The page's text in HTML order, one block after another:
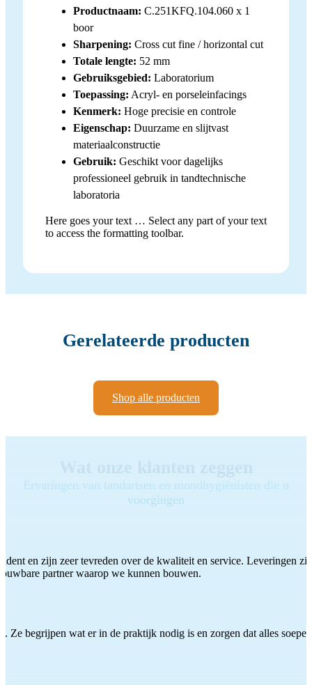
Productnaam: C.251KFQ.104.060 x 1
boor
Sharpening: Cross cut fine / horizontal cut
Totale lengte: 52 mm
Gebruiksgebied: Laboratorium
Toepassing: Acryl- en porseleinfacings
Kenmerk: Hoge precisie en controle
Eigenschap: Duurzame en slijtvast
materiaalconstructie
Gebruik: Geschikt voor dagelijks
professioneel gebruik in tandtechnische
laboratoria
Here goes your text … Select any part of your text
to access the formatting toolbar.
Gerelateerde producten
Shop alle producten
Ervaringen van tandartsen en mondhygiënisten die u
voorgingen
en zijn zeer tevreden over de kwaliteit en service. Leveringen
partner waarop we kunnen bouwen.
Ze begrijpen wat er in de praktijk nodig is en zorgen dat alles